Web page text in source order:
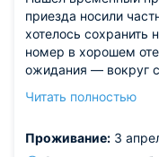
приезда носили
хотелось сохранить
номер в хорошем
ожидания — вокруг
сторона вопроса
Читать полностью
Проживание: 3